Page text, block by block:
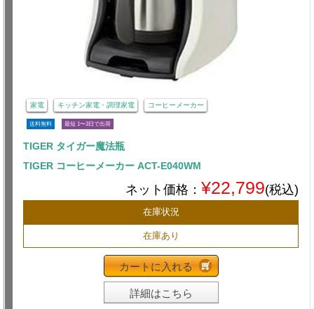
家電 キッチン家電・調理家電 コーヒーメーカー
送料無料 最短 1〜3日で出荷
TIGER タイガー魔法瓶
TIGER コーヒーメーカー ACT-E040WM
ネット価格： ¥22,799(税込)
在庫状況
在庫あり
カートに入れる
詳細はこちら